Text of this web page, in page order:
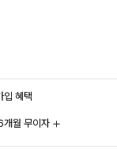
입 혜택
개월 무이자